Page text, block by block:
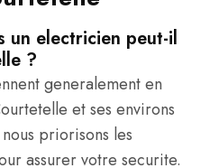
un electricien peut-il
?
generalement en
et ses environs
priorisons les
assurer votre securite.